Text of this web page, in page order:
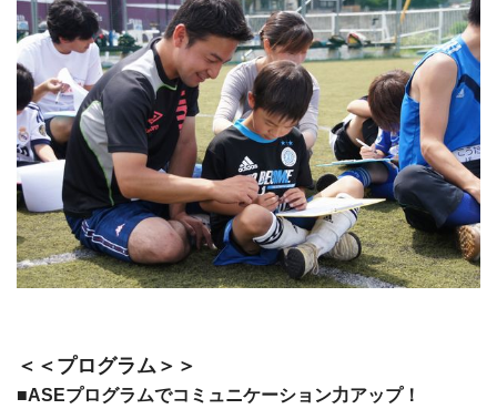
＜＜プログラム＞＞
■ASEプログラムでコミュニケーション力アップ！